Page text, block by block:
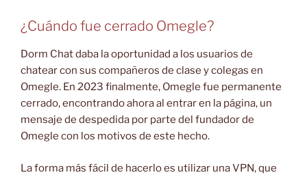
¿Cuándo fue cerrado Omegle?
Dorm Chat daba la oportunidad a los usuarios de
chatear con sus compañeros de clase y colegas en
Omegle. En 2023 finalmente, Omegle fue permanente
cerrado, encontrando ahora al entrar en la página, un
mensaje de despedida por parte del fundador de
Omegle con los motivos de este hecho.
La forma más fácil de hacerlo es utilizar una VPN, que